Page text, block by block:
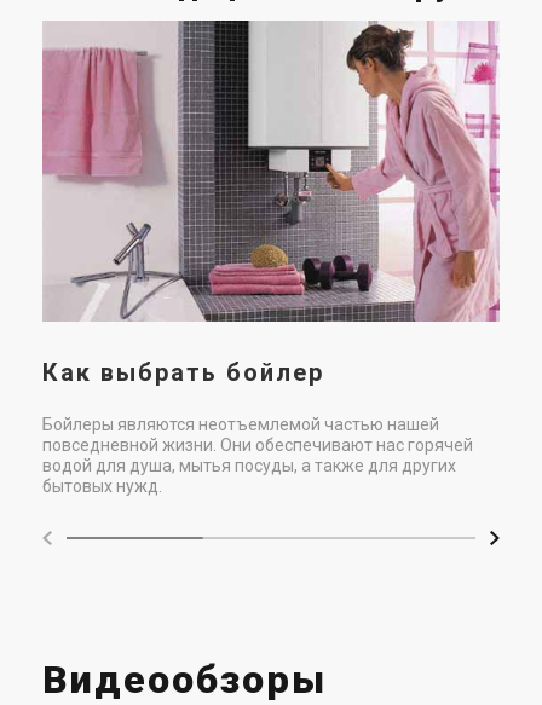
Как выбрать бойлер
Бойлеры являются неотъемлемой частью нашей
повседневной жизни. Они обеспечивают нас горячей
водой для душа, мытья посуды, а также для других
бытовых нужд.
Видеообзоры